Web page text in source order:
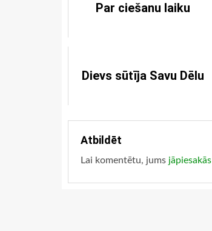
Par ciešanu laiku
Dievs sūtīja Savu Dēlu
Atbildēt
Lai komentētu, jums jāpiesakās